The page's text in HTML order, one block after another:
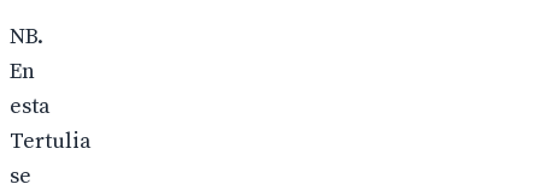
NB.
En
esta
Tertulia
se